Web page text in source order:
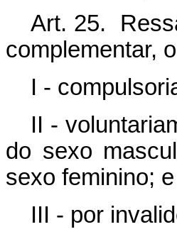
Art. 25.
complementar,
I -
II -
do sexo
sexo feminino; e
III - por